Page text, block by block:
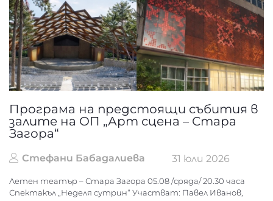
Програма на предстоящи събития в
залите на ОП „Арт сцена – Стара
Загора“
Стефани Бабадалиева 31 юли 2026
Летен театър – Стара Загора 05.08 /сряда/ 20.30 часа
Спектакъл „Неделя сутрин“ Участват: Павел Иванов,